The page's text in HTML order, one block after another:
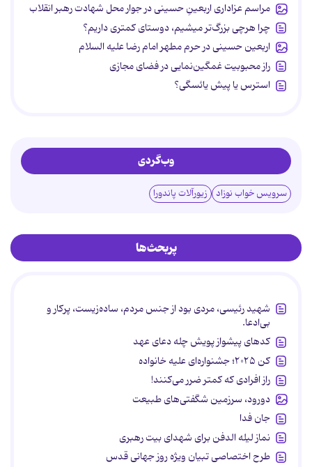
مراسم عزاداری اربعینِ حسینی در جوار محل شهادت رهبر انقلاب
چرا هرچی بزرگ‌تر میشیم، دوستای کمتری داریم؟
اربعین حسینی در حرم مطهر امام رضا علیه السلام
راز محبوبیت غمگین‌نمایی در فضای مجازی
استرس یا پیش یائسگی؟
وب‌گردی
سرویس خواب نوزاد زیورآلات پاندورا
پربحث‌ها
شهید رئیسی، مردی بود از جنس مردم، ساده‌زیست، پرکار و
بی‌ادعا.
کدهای پیشواز پویش چله دعای عهد
کن ۲۰۲۵؛ جشنواره‌ای علیه خانواده
راز افرادی که کمتر ضرر می‌کنند!
دورود، سرزمین شگفتی‌های طبیعت
جان فدا
نماز لیله الدفن برای شهدای بیت رهبری
طرح اختصاصی تبیان ویژه روز جهانی قدس